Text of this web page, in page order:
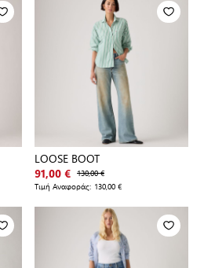
LOOSE BOOT
91,00 € 130,00 €
Τιμή Αναφοράς: 130,00 €